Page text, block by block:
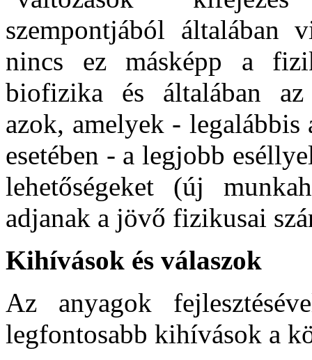
szempontjából általában
nincs ez másképp a
biofizika és általában az
azok, amelyek - legalábbis
esetében - a legjobb
lehetőségeket (új
adjanak a jövő fizikusai
Kihívások és válaszok
Az anyagok
legfontosabb kihívások a